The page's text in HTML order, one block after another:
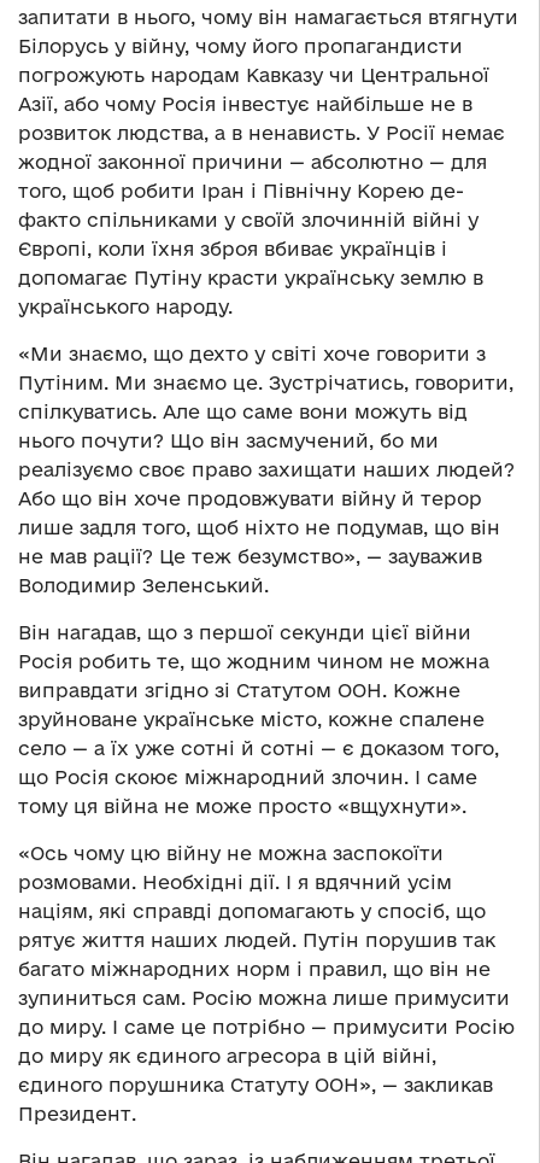
запитати в нього, чому він намагається втягнути
Білорусь у війну, чому його пропагандисти
погрожують народам Кавказу чи Центральної
Азії, або чому Росія інвестує найбільше не в
розвиток людства, а в ненависть. У Росії немає
жодної законної причини — абсолютно — для
того, щоб робити Іран і Північну Корею де-
факто спільниками у своїй злочинній війні у
Європі, коли їхня зброя вбиває українців і
допомагає Путіну красти українську землю в
українського народу.
«Ми знаємо, що дехто у світі хоче говорити з
Путіним. Ми знаємо це. Зустрічатись, говорити,
спілкуватись. Але що саме вони можуть від
нього почути? Що він засмучений, бо ми
реалізуємо своє право захищати наших людей?
Або що він хоче продовжувати війну й терор
лише задля того, щоб ніхто не подумав, що він
не мав рації? Це теж безумство», — зауважив
Володимир Зеленський.
Він нагадав, що з першої секунди цієї війни
Росія робить те, що жодним чином не можна
виправдати згідно зі Статутом ООН. Кожне
зруйноване українське місто, кожне спалене
село — а їх уже сотні й сотні — є доказом того,
що Росія скоює міжнародний злочин. І саме
тому ця війна не може просто «вщухнути».
«Ось чому цю війну не можна заспокоїти
розмовами. Необхідні дії. І я вдячний усім
націям, які справді допомагають у спосіб, що
рятує життя наших людей. Путін порушив так
багато міжнародних норм і правил, що він не
зупиниться сам. Росію можна лише примусити
до миру. І саме це потрібно — примусити Росію
до миру як єдиного агресора в цій війні,
єдиного порушника Статуту ООН», — закликав
Президент.